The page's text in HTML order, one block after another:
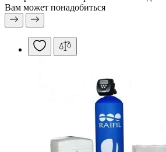
Вам может понадобиться